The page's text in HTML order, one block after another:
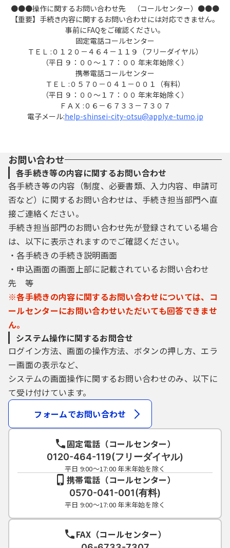
●●●操作に関するお問い合わせ先 （コールセンター）●●●
【重要】手続き内容に関するお問い合わせには対応できません。
事前にFAQをご確認ください。
固定電話コールセンター
ＴＥＬ :０１２０－４６４－１１９（フリーダイヤル）
（平日 ９：００～１７：００ 年末年始除く）
携帯電話コールセンター
ＴＥＬ :０５７０－０４１－００１（有料）
（平日 ９：００～１７：００ 年末年始除く）
ＦＡＸ :０６－６７３３－７３０７
電子メール:help-shinsei-city-otsu@apply.e-tumo.jp
お問い合わせ
各手続き等の内容に関するお問い合わせ
各手続き等の内容（制度、必要書類、入力内容、申請可
否など）に関するお問い合わせは、手続き担当部門へ直
接ご連絡ください。
手続き担当部門のお問い合わせ先が登録されている場合
は、以下に表示されますのでご確認ください。
・各手続きの手続き説明画面
・申込画面の画面上部に記載されているお問い合わせ
先 等
※各手続きの内容に関するお問い合わせについては、コ
ールセンターにお問い合わせいただいても回答できませ
ん。
システム操作に関するお問合せ
ログイン方法、画面の操作方法、ボタンの押し方、エラ
ー画面の表示など、
システムの画面操作に関するお問い合わせのみ、以下に
て受け付けています。
フォームでお問い合わせ
固定電話（コールセンター）
0120-464-119(フリーダイヤル)
平日 9:00～17:00 年末年始を除く
携帯電話（コールセンター）
0570-041-001(有料)
平日 9:00～17:00 年末年始を除く
FAX（コールセンター）